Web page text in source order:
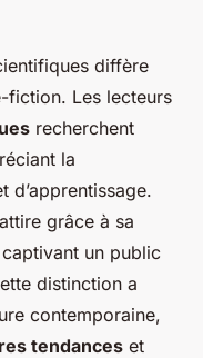
diffère
fiction. Les lecteurs
recherchent
la
d’apprentissage.
grâce à sa
un public
distinction a
contemporaine,
tendances et